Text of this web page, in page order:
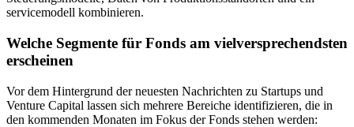
servicemodell kombinieren.
Welche Segmente für Fonds am vielversprechendsten
erscheinen
Vor dem Hintergrund der neuesten Nachrichten zu Startups und
Venture Capital lassen sich mehrere Bereiche identifizieren, die in
den kommenden Monaten im Fokus der Fonds stehen werden: